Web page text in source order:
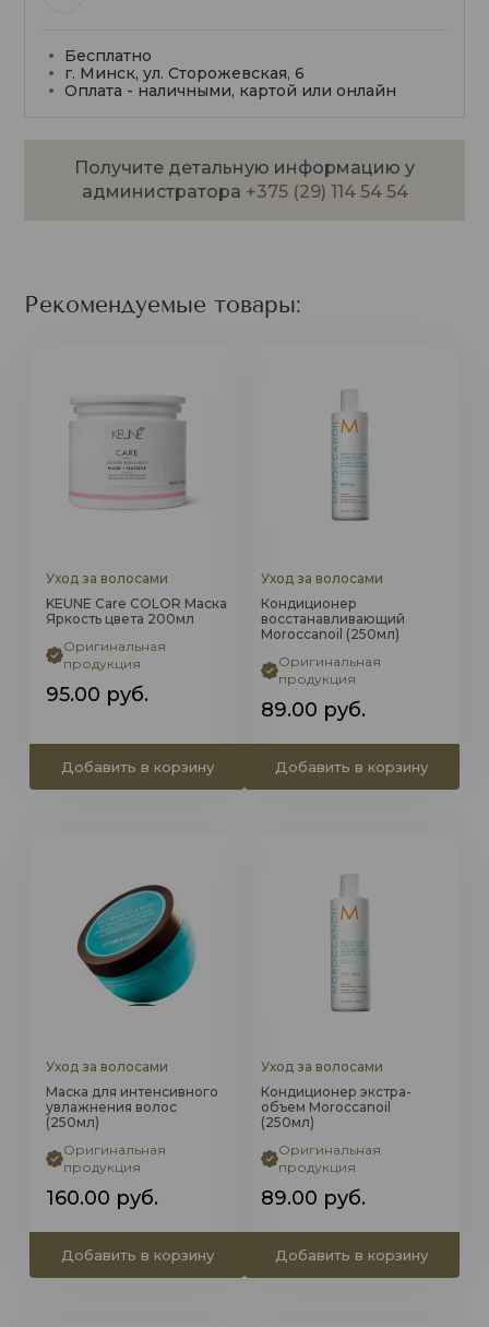
Бесплатно
г. Минск, ул. Сторожевская, 6
Оплата - наличными, картой или онлайн
Получите детальную информацию у
администратора +375 (29) 114 54 54
Рекомендуемые товары:
Уход за волосами
KEUNE Care COLOR Маска
Яркость цвета 200мл
Оригинальная
продукция
95.00 руб.
Добавить в корзину
Уход за волосами
Кондиционер
восстанавливающий
Moroccanoil (250мл)
Оригинальная
продукция
89.00 руб.
Добавить в корзину
Уход за волосами
Маска для интенсивного
увлажнения волос
(250мл)
Оригинальная
продукция
160.00 руб.
Добавить в корзину
Уход за волосами
Кондиционер экстра-
объем Moroccanoil
(250мл)
Оригинальная
продукция
89.00 руб.
Добавить в корзину